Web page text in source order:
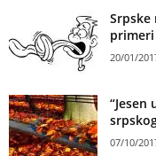
Srpske
primeri
20/01/
“Jesen
07/10/